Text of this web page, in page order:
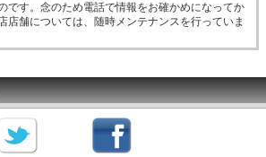
です。念のため電話で情報をお確かめになってか
店舗については、随時メンテナンスを行っていま